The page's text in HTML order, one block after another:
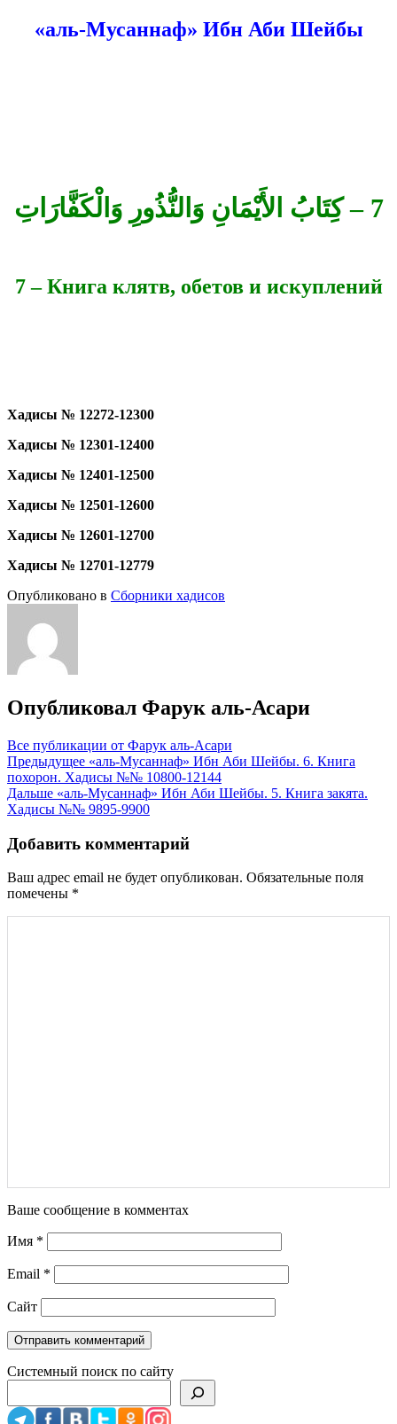
«аль-Мусаннаф» Ибн Аби Шейбы
7 – كِتَابُ الأَيْمَانِ وَالنُّذُورِ وَالْكَفَّارَاتِ
7 – Книга клятв, обетов и искуплений
Хадисы № 12272-12300
Хадисы № 12301-12400
Хадисы № 12401-12500
Хадисы № 12501-12600
Хадисы № 12601-12700
Хадисы № 12701-12779
Опубликовано в Сборники хадисов
Опубликовал Фарук аль-Асари
Все публикации от Фарук аль-Асари
Навигация
по
записям
Предыдущее «аль-Мусаннаф» Ибн Аби Шейбы. 6. Книга
похорон. Хадисы №№ 10800-12144
Дальше «аль-Мусаннаф» Ибн Аби Шейбы. 5. Книга закята.
Хадисы №№ 9895-9900
Добавить комментарий
Ваш адрес email не будет опубликован. Обязательные поля
помечены *
Ваше сообщение в комментах
Имя *
Email *
Сайт
Системный поиск по сайту